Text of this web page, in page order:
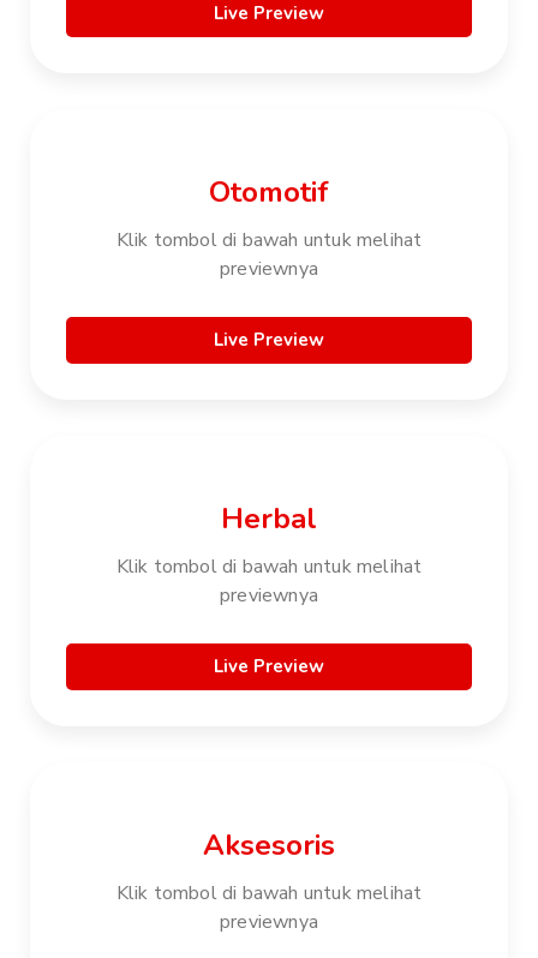
Live Preview
Otomotif
Klik tombol di bawah untuk melihat
previewnya
Live Preview
Herbal
Klik tombol di bawah untuk melihat
previewnya
Live Preview
Aksesoris
Klik tombol di bawah untuk melihat
previewnya